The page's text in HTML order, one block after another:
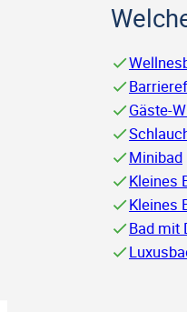
Gäste-
Minibad
Kleines
Kleines
Bad mit